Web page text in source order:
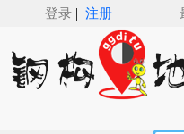
登录 | 注册
for Revit（v5.0